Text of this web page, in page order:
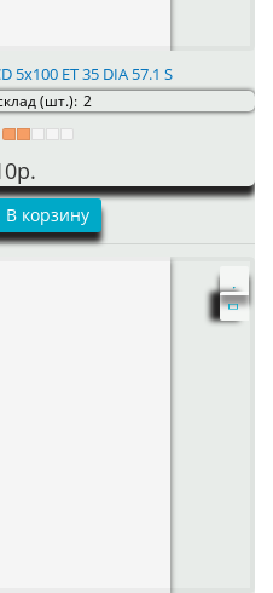
5x100 ET 35 DIA 57.1 S
(шт.): 2
В корзину